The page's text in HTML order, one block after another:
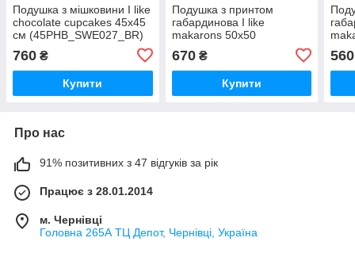
Подушка з мішковини I like
chocolate cupcakes 45x45
см (45PHB_SWE027_BR)
760 ₴
Купити
Подушка з принтом
габардинова I like
makarons 50x50
670₴
Купити
560
Про нас
91% позитивних з 47 відгуків за рік
Працює з 28.01.2014
м. Чернівці
Головна 265А ТЦ Депот, Чернівці, Україна